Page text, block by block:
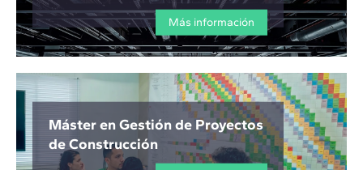
Más información
Máster en Gestión de Proyectos
de Construcción